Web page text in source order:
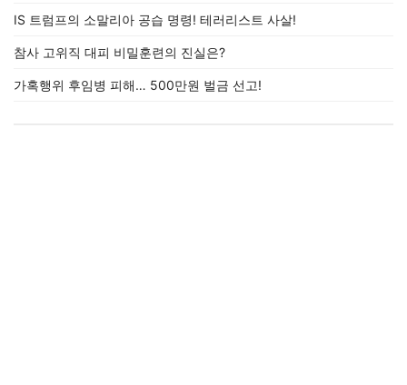
IS 트럼프의 소말리아 공습 명령! 테러리스트 사살!
참사 고위직 대피 비밀훈련의 진실은?
가혹행위 후임병 피해… 500만원 벌금 선고!